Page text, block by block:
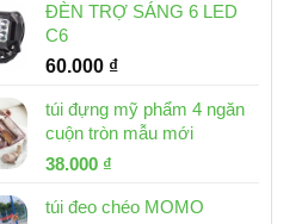
ĐÈN TRỢ SÁNG 6 LED
C6
60.000 ₫
túi đựng mỹ phẩm 4 ngăn
cuộn tròn mẫu mới
Giá
là:
38.000 ₫
tại
túi đeo chéo MOMO